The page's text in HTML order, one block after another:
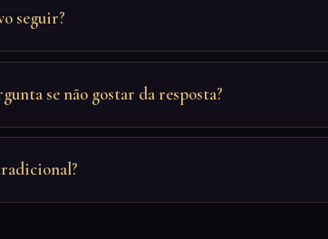
seguir?
se não gostar da resposta?